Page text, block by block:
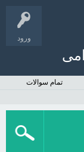
ورود
تمام سوالات